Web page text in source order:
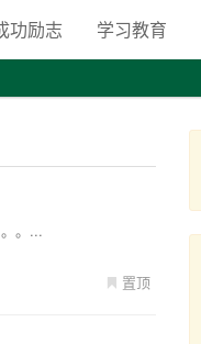
功励志 学习教育
。...
置顶